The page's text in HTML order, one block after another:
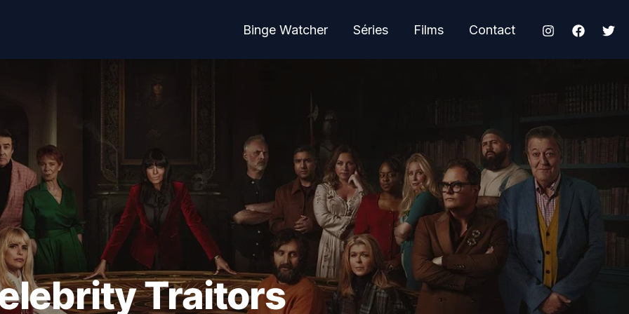
Binge Watcher Séries Films Contact
Traitors